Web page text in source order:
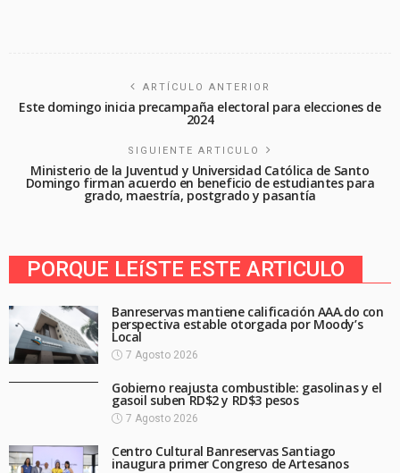
ARTÍCULO ANTERIOR
Este domingo inicia precampaña electoral para elecciones de
2024
SIGUIENTE ARTICULO
Ministerio de la Juventud y Universidad Católica de Santo
Domingo firman acuerdo en beneficio de estudiantes para
grado, maestría, postgrado y pasantía
PORQUE LEíSTE ESTE ARTICULO
Banreservas mantiene calificación AAA.do con
perspectiva estable otorgada por Moody’s
Local
7 Agosto 2026
Gobierno reajusta combustible: gasolinas y el
gasoil suben RD$2 y RD$3 pesos
7 Agosto 2026
Centro Cultural Banreservas Santiago
inaugura primer Congreso de Artesanos